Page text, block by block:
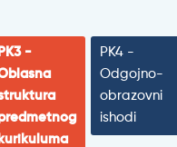
PK3 -
kurikuluma
PK4 -
Odgojno-
obrazovni
ishodi